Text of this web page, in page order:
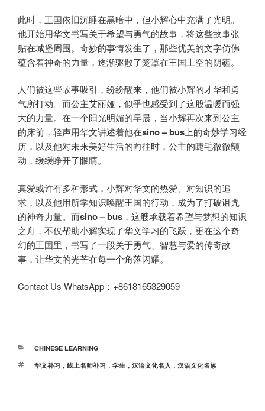
此时，王国依旧沉睡在黑暗中，但小辉心中充满了光明。
他开始用华文书写关于希望与勇气的故事，将这些故事张
贴在城堡周围。奇妙的事情发生了，那些优美的文字仿佛
蕴含着神奇的力量，逐渐驱散了笼罩在王国上空的阴霾。
人们被这些故事吸引，纷纷醒来，他们被小辉的才华和勇
气所打动。而公主艾丽娅，似乎也感受到了这股温暖而强
大的力量。在一个阳光明媚的早晨，当小辉再次来到公主
的床前，轻声用华文讲述着他在sino –bus上的奇妙学习经
历，以及他对未来美好生活的向往时，公主的睫毛微微颤
动，缓缓睁开了眼睛。
真爱或许有多种形式，小辉对华文的热爱、对知识的追
求，以及他用所学知识唤醒王国的行动，成为了打破诅咒
的神奇力量。而sino –bus ，这艘承载着希望与梦想的知识
之舟，不仅帮助小辉实现了华文学习的飞跃，更在这个奇
幻的王国里，书写了一段关于勇气、智慧与爱的传奇故
事，让华文的光芒在每一个角落闪耀。
Contact Us WhatsApp：+8618165329059
分
CHINESE LEARNING
标
华文补习，线上名师补习，学生，汉语文化名人，汉语文化名族